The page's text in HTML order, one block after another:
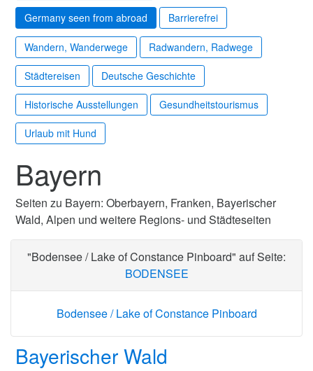
Germany seen from abroad Barrierefrei
Wandern, Wanderwege Radwandern, Radwege
Städtereisen Deutsche Geschichte
Historische Ausstellungen Gesundheitstourismus
Urlaub mit Hund
Bayern
Seiten zu Bayern: Oberbayern, Franken, Bayerischer
Wald, Alpen und weitere Regions- und Städteseiten
"Bodensee / Lake of Constance Pinboard" auf Seite:
BODENSEE
Bodensee / Lake of Constance Pinboard
Bayerischer Wald